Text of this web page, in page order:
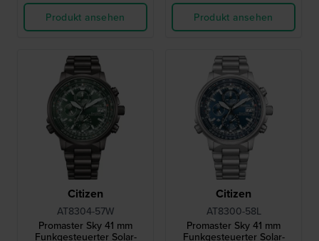
Produkt ansehen
Produkt ansehen
Citizen
AT8304-57W
Promaster Sky 41 mm
Funkgesteuerter Solar-
Citizen
AT8300-58L
Promaster Sky 41 mm
Funkgesteuerter Solar-